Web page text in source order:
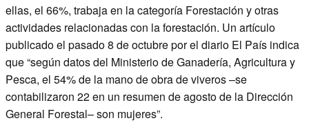
ellas, el 66%, trabaja en la categoría Forestación y otras
actividades relacionadas con la forestación. Un artículo
publicado el pasado 8 de octubre por el diario El País indica
que “según datos del Ministerio de Ganadería, Agricultura y
Pesca, el 54% de la mano de obra de viveros –se
contabilizaron 22 en un resumen de agosto de la Dirección
General Forestal– son mujeres”.